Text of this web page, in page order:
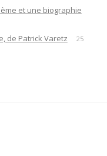
et une biographie
de Patrick Varetz
25